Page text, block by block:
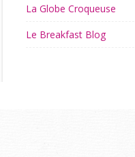
La Globe Croqueuse
Le Breakfast Blog